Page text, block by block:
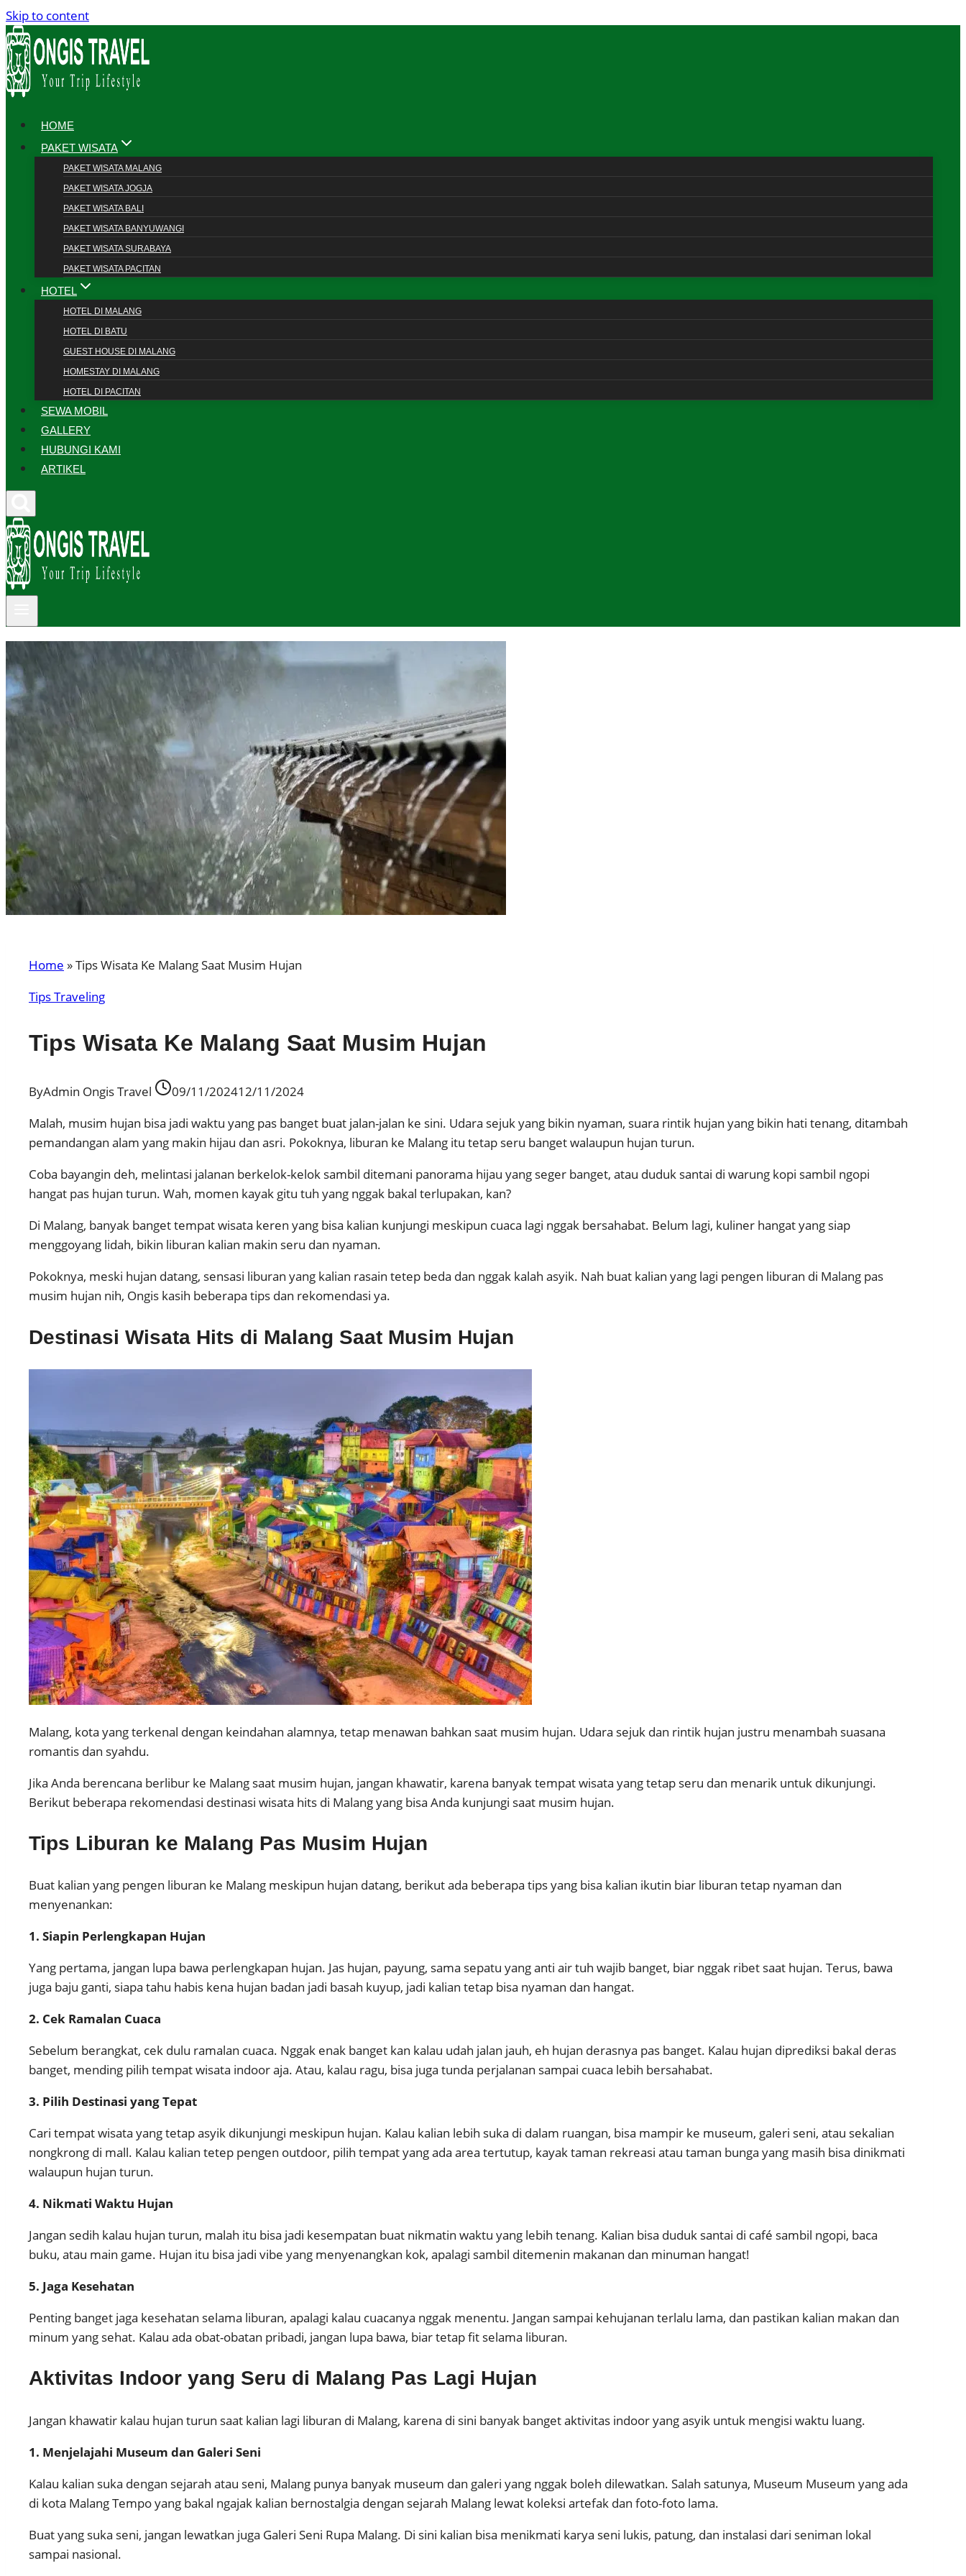
Skip to content
HOME
PAKET WISATA
PAKET WISATA MALANG
PAKET WISATA JOGJA
PAKET WISATA BALI
PAKET WISATA BANYUWANGI
PAKET WISATA SURABAYA
PAKET WISATA PACITAN
HOTEL
HOTEL DI MALANG
HOTEL DI BATU
GUEST HOUSE DI MALANG
HOMESTAY DI MALANG
HOTEL DI PACITAN
SEWA MOBIL
GALLERY
HUBUNGI KAMI
ARTIKEL
Home »Tips Wisata Ke Malang Saat Musim Hujan
Tips Traveling
Tips Wisata Ke Malang Saat Musim Hujan
ByAdmin Ongis Travel 09/11/202412/11/2024
Malah, musim hujan bisa jadi waktu yang pas banget buat jalan-jalan ke sini. Udara sejuk yang bikin nyaman, suara rintik hujan yang bikin hati tenang, ditambah
pemandangan alam yang makin hijau dan asri. Pokoknya, liburan ke Malang itu tetap seru banget walaupun hujan turun.
Coba bayangin deh, melintasi jalanan berkelok-kelok sambil ditemani panorama hijau yang seger banget, atau duduk santai di warung kopi sambil ngopi
hangat pas hujan turun. Wah, momen kayak gitu tuh yang nggak bakal terlupakan, kan?
Di Malang, banyak banget tempat wisata keren yang bisa kalian kunjungi meskipun cuaca lagi nggak bersahabat. Belum lagi, kuliner hangat yang siap
menggoyang lidah, bikin liburan kalian makin seru dan nyaman.
Pokoknya, meski hujan datang, sensasi liburan yang kalian rasain tetep beda dan nggak kalah asyik. Nah buat kalian yang lagi pengen liburan di Malang pas
musim hujan nih, Ongis kasih beberapa tips dan rekomendasi ya.
Destinasi Wisata Hits di Malang Saat Musim Hujan
Malang, kota yang terkenal dengan keindahan alamnya, tetap menawan bahkan saat musim hujan. Udara sejuk dan rintik hujan justru menambah suasana
romantis dan syahdu.
Jika Anda berencana berlibur ke Malang saat musim hujan, jangan khawatir, karena banyak tempat wisata yang tetap seru dan menarik untuk dikunjungi.
Berikut beberapa rekomendasi destinasi wisata hits di Malang yang bisa Anda kunjungi saat musim hujan.
Tips Liburan ke Malang Pas Musim Hujan
Buat kalian yang pengen liburan ke Malang meskipun hujan datang, berikut ada beberapa tips yang bisa kalian ikutin biar liburan tetap nyaman dan
menyenankan:
1. Siapin Perlengkapan Hujan
Yang pertama, jangan lupa bawa perlengkapan hujan. Jas hujan, payung, sama sepatu yang anti air tuh wajib banget, biar nggak ribet saat hujan. Terus, bawa
juga baju ganti, siapa tahu habis kena hujan badan jadi basah kuyup, jadi kalian tetap bisa nyaman dan hangat.
2. Cek Ramalan Cuaca
Sebelum berangkat, cek dulu ramalan cuaca. Nggak enak banget kan kalau udah jalan jauh, eh hujan derasnya pas banget. Kalau hujan diprediksi bakal deras
banget, mending pilih tempat wisata indoor aja. Atau, kalau ragu, bisa juga tunda perjalanan sampai cuaca lebih bersahabat.
3. Pilih Destinasi yang Tepat
Cari tempat wisata yang tetap asyik dikunjungi meskipun hujan. Kalau kalian lebih suka di dalam ruangan, bisa mampir ke museum, galeri seni, atau sekalian
nongkrong di mall. Kalau kalian tetep pengen outdoor, pilih tempat yang ada area tertutup, kayak taman rekreasi atau taman bunga yang masih bisa dinikmati
walaupun hujan turun.
4. Nikmati Waktu Hujan
Jangan sedih kalau hujan turun, malah itu bisa jadi kesempatan buat nikmatin waktu yang lebih tenang. Kalian bisa duduk santai di café sambil ngopi, baca
buku, atau main game. Hujan itu bisa jadi vibe yang menyenangkan kok, apalagi sambil ditemenin makanan dan minuman hangat!
5. Jaga Kesehatan
Penting banget jaga kesehatan selama liburan, apalagi kalau cuacanya nggak menentu. Jangan sampai kehujanan terlalu lama, dan pastikan kalian makan dan
minum yang sehat. Kalau ada obat-obatan pribadi, jangan lupa bawa, biar tetap fit selama liburan.
Aktivitas Indoor yang Seru di Malang Pas Lagi Hujan
Jangan khawatir kalau hujan turun saat kalian lagi liburan di Malang, karena di sini banyak banget aktivitas indoor yang asyik untuk mengisi waktu luang.
1. Menjelajahi Museum dan Galeri Seni
Kalau kalian suka dengan sejarah atau seni, Malang punya banyak museum dan galeri yang nggak boleh dilewatkan. Salah satunya, Museum Museum yang ada
di kota Malang Tempo yang bakal ngajak kalian bernostalgia dengan sejarah Malang lewat koleksi artefak dan foto-foto lama.
Buat yang suka seni, jangan lewatkan juga Galeri Seni Rupa Malang. Di sini kalian bisa menikmati karya seni lukis, patung, dan instalasi dari seniman lokal
sampai nasional.